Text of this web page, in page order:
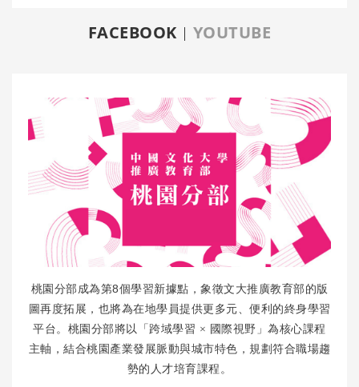
FACEBOOK YOUTUBE
桃園分部成為第8個學習新據點，象徵文大推廣教育部的版
圖再度拓展，也將為在地學員提供更多元、便利的終身學習
平台。桃園分部將以「跨域學習 × 國際視野」為核心課程
主軸，結合桃園產業發展脈動與城市特色，規劃符合職場趨
勢的人才培育課程。